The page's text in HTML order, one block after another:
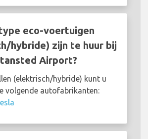
eco-voertuigen
hybride) zijn te huur bij
Airport?
(elektrisch/hybride) kunt u
volgende autofabrikanten: